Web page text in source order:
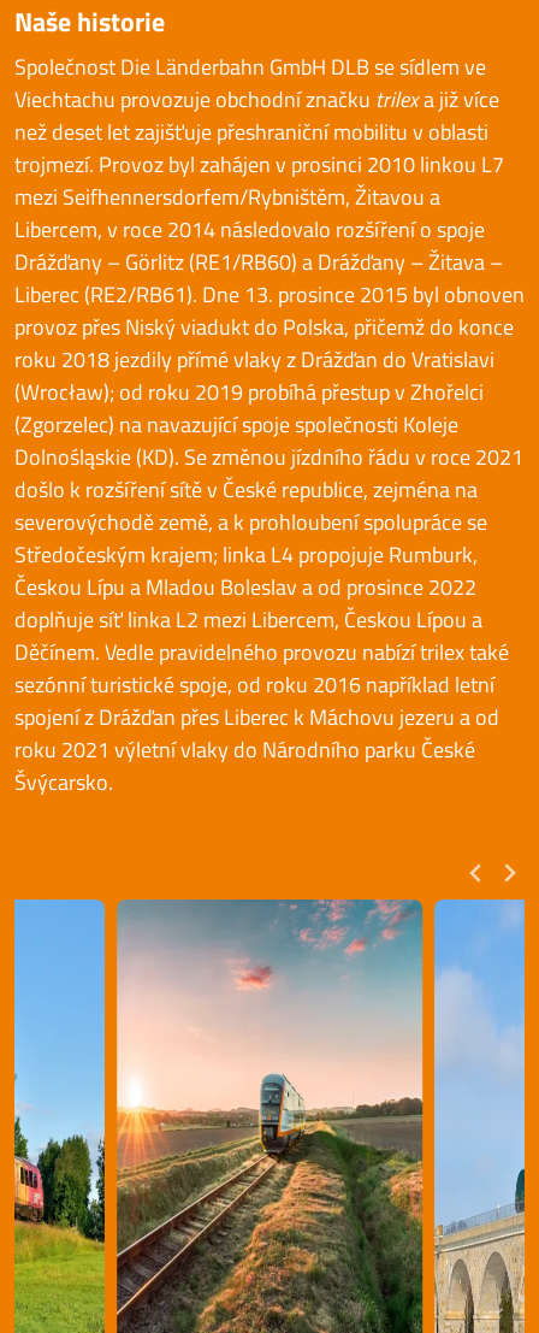
Naše historie
Společnost Die Länderbahn GmbH DLB se sídlem ve
Viechtachu provozuje obchodní značku trilexa již více
než deset let zajišťuje přeshraniční mobilitu v oblasti
trojmezí. Provoz byl zahájen v prosinci 2010 linkou L7
mezi Seifhennersdorfem/Rybništěm, Žitavou a
Libercem, v roce 2014 následovalo rozšíření o spoje
Drážďany – Görlitz (RE1/RB60) a Drážďany – Žitava –
Liberec (RE2/RB61). Dne 13. prosince 2015 byl obnoven
provoz přes Niský viadukt do Polska, přičemž do konce
roku 2018 jezdily přímé vlaky z Drážďan do Vratislavi
(Wrocław); od roku 2019 probíhá přestup v Zhořelci
(Zgorzelec) na navazující spoje společnosti Koleje
Dolnośląskie (KD). Se změnou jízdního řádu v roce 2021
došlo k rozšíření sítě v České republice, zejména na
severovýchodě země, a k prohloubení spolupráce se
Středočeským krajem; linka L4 propojuje Rumburk,
Českou Lípu a Mladou Boleslav a od prosince 2022
doplňuje síť linka L2 mezi Libercem, Českou Lípou a
Děčínem. Vedle pravidelného provozu nabízí trilex také
sezónní turistické spoje, od roku 2016 například letní
spojení z Drážďan přes Liberec k Máchovu jezeru a od
roku 2021 výletní vlaky do Národního parku České
Švýcarsko.